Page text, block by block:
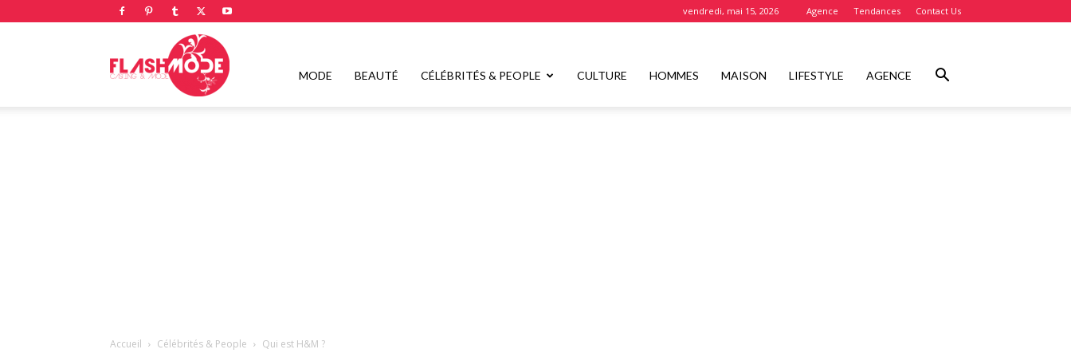
vendredi, mai 15, 2026 Agence Tendances Contact Us
Flashmode
MODE BEAUTÉ CÉLÉBRITÉS & PEOPLE CULTURE HOMMES MAISON LIFESTYLE AGENCE
Accueil Célébrités & People Qui est H&M ?